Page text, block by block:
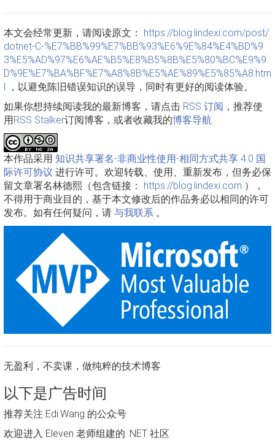
本文会经常更新，请阅读原文： https://blog.lindexi.com/post/
dotnet-C-%E7%BB%99%E7%BB%93%E6%9E%84%E4%BD%9
3%E5%AD%97%E6%AE%B5%E8%B5%8B%E5%80%BC%E9%9
D%9E%E7%BA%BF%E7%A8%8B%E5%AE%89%E5%85%A8.htm
l ，以避免陈旧错误知识的误导，同时有更好的阅读体验。
如果你想持续阅读我的最新博客，请点击 RSS 订阅 ，推荐使
用RSS Stalker订阅博客，或者收藏我的博客导航
本作品采用 知识共享署名-非商业性使用-相同方式共享 4.0 国
际许可协议 进行许可。欢迎转载、使用、重新发布，但务必保
留文章署名林德熙（包含链接： https://blog.lindexi.com ），
不得用于商业目的，基于本文修改后的作品务必以相同的许可
发布。如有任何疑问，请 与我联系 。
无盈利，不卖课，做纯粹的技术博客
以下是广告时间
推荐关注 Edi.Wang 的公众号
欢迎进入 Eleven 老师组建的 .NET 社区